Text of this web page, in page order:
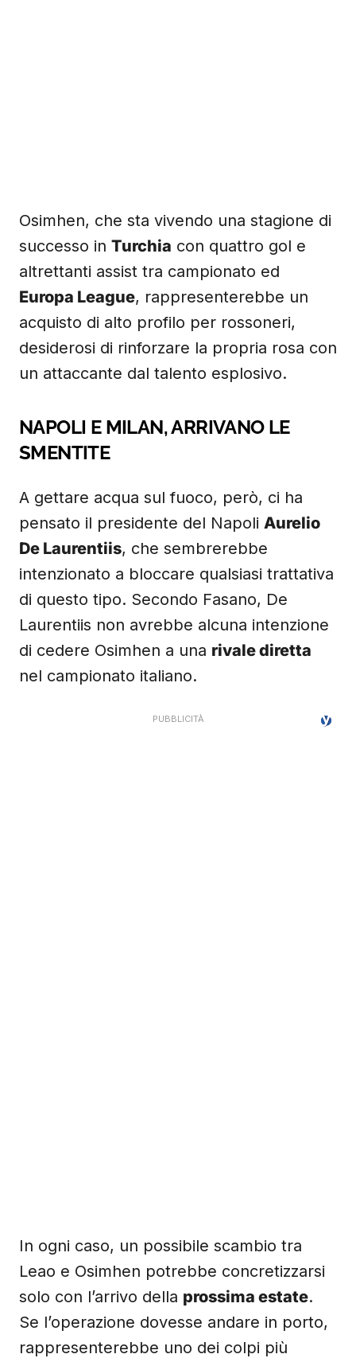
Osimhen, che sta vivendo una stagione di
successo in Turchia con quattro gol e
altrettanti assist tra campionato ed
Europa League, rappresenterebbe un
acquisto di alto profilo per rossoneri,
desiderosi di rinforzare la propria rosa con
un attaccante dal talento esplosivo.
NAPOLI E MILAN, ARRIVANO LE
SMENTITE
A gettare acqua sul fuoco, però, ci ha
pensato il presidente del Napoli Aurelio
De Laurentiis, che sembrerebbe
intenzionato a bloccare qualsiasi trattativa
di questo tipo. Secondo Fasano, De
Laurentiis non avrebbe alcuna intenzione
di cedere Osimhen a una rivale diretta
nel campionato italiano.
In ogni caso, un possibile scambio tra
Leao e Osimhen potrebbe concretizzarsi
solo con l’arrivo della prossima estate.
Se l’operazione dovesse andare in porto,
rappresenterebbe uno dei colpi più